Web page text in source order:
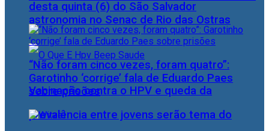
astronomia no Senac de Rio das Ostras
Vacinação contra o HPV e queda da
prevalência entre jovens serão tema do
desta quinta (6) do São Salvador
“Não foram cinco vezes, foram quatro”:
Garotinho ‘corrige’ fala de Eduardo Paes
sobre prisões